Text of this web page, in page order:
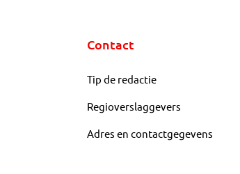
Contact
Tip de redactie
Regioverslaggevers
Adres en contactgegevens